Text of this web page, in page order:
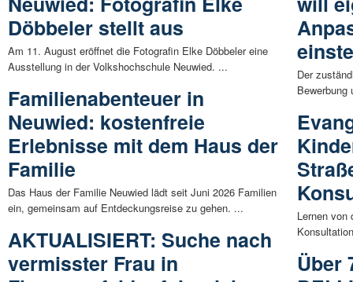
Döbbeler stellt aus
Am 11. August eröffnet die Fotografin Elke Döbbeler eine
Ausstellung in der Volkshochschule Neuwied. ...
Familienabenteuer in
Neuwied: kostenfreie
Erlebnisse mit dem Haus der
Familie
Das Haus der Familie Neuwied lädt seit Juni 2026 Familien
ein, gemeinsam auf Entdeckungsreise zu gehen. ...
AKTUALISIERT: Suche nach
vermisster Frau in
Der
Lernen von
Über